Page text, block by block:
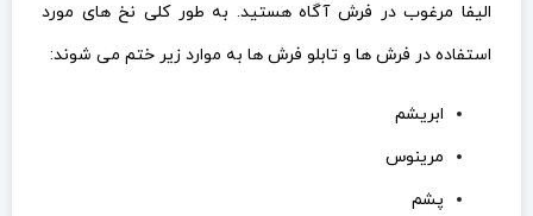
الیفا مرغوب در فرش آگاه هستید. به طور کلی نخ های مورد
استفاده در فرش ها و تابلو فرش ها به موارد زیر ختم می شوند:
ابریشم
مرینوس
پشم